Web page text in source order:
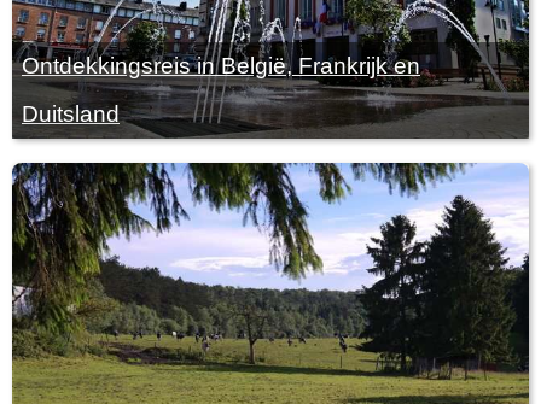
Ontdekkingsreis in België, Frankrijk en
Duitsland